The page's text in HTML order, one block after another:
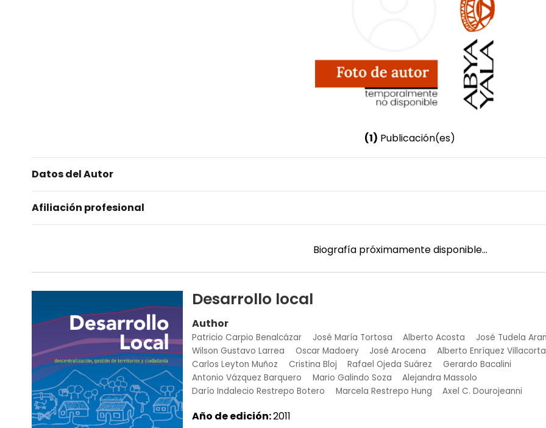
(1) Publicación(es)
Datos del Autor
Masculino
Afiliación profesional
Biografía próximamente disponible...
Desarrollo local
Author
Patricio Carpio Benalcázar José María Tortosa Alberto Acosta
José Tudela
Wilson Gustavo Larrea
Oscar Madoery José Arocena Alberto Enríquez Villacorta
Carlos Leyton Muñoz
Cristina Bloj Rafael Ojeda Suárez
Gerardo Bacalini
Antonio Vázquez Barquero
Mario Galindo Soza
Alejandra Massolo
Darío Indalecio Restrepo Botero
Marcela Restrepo Hung Axel C. Dourojeanni
Año de edición:2011